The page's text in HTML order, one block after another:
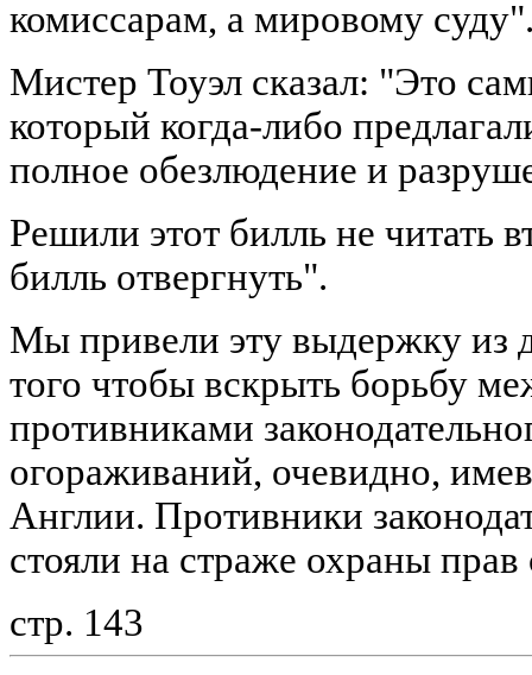
комиссарам, а мировому
Мистер Тоуэл сказал: "Это
который когда-либо
полное обезлюдение и
Решили этот билль не читать
билль отвергнуть".
Мы привели эту выдержку из
того чтобы вскрыть борьбу
противниками
огораживаний, очевидно,
Англии. Противники
стояли на страже охраны прав
стр. 143